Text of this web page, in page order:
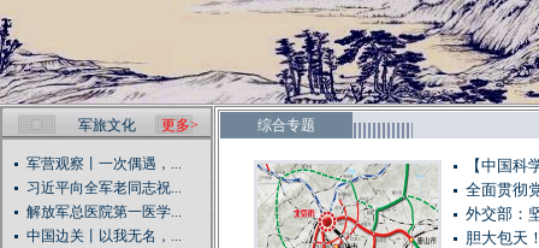
军旅文化 更多>
军营观察丨一次偶遇，...
习近平向全军老同志祝...
解放军总医院第一医学...
中国边关丨以我无名，...
综合专题
【中国科
全面贯彻
外交部：
胆大包天